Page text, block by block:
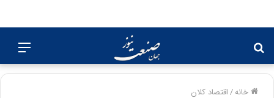
برای
خانه/اقتصاد کلان